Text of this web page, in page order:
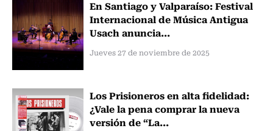
En Santiago y Valparaíso: Festival
Internacional de Música Antigua
Usach anuncia...
Jueves 27 de noviembre de 2025
Los Prisioneros en alta fidelidad:
¿Vale la pena comprar la nueva
versión de “La...